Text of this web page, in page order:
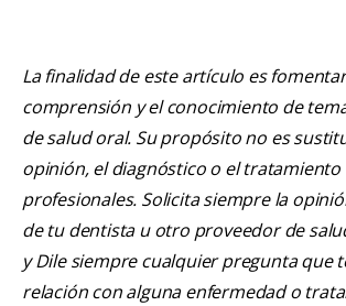
La finalidad de este artículo es
comprensión y el conocimiento de
de salud oral. Su propósito no es
opinión, el diagnóstico o el tratamiento
profesionales. Solicita siempre la
de tu dentista u otro proveedor de
y Dile siempre cualquier pregunta que
relación con alguna enfermedad o